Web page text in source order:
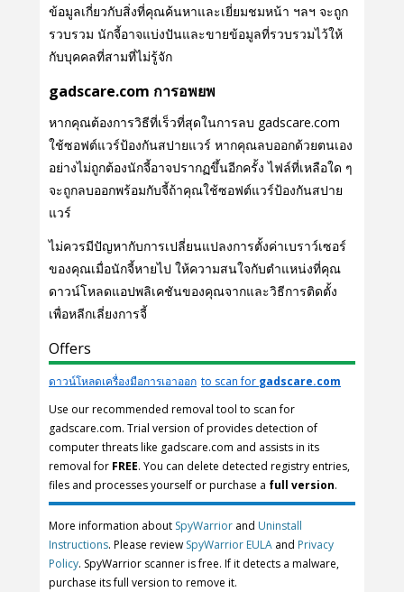
ข้อมูลเกี่ยวกับสิ่งที่คุณค้นหาและเยี่ยมชมหน้า ฯลฯ จะถูก
รวบรวม นักจี้อาจแบ่งปันและขายข้อมูลที่รวบรวมไว้ให้
กับบุคคลที่สามที่ไม่รู้จัก
gadscare.com การอพยพ
หากคุณต้องการวิธีที่เร็วที่สุดในการลบ gadscare.com
ใช้ซอฟต์แวร์ป้องกันสปายแวร์ หากคุณลบออกด้วยตนเอง
อย่างไม่ถูกต้องนักจี้อาจปรากฏขึ้นอีกครั้ง ไฟล์ที่เหลือใด ๆ
จะถูกลบออกพร้อมกับจี้ถ้าคุณใช้ซอฟต์แวร์ป้องกันสปาย
แวร์
ไม่ควรมีปัญหากับการเปลี่ยนแปลงการตั้งค่าเบราว์เซอร์
ของคุณเมื่อนักจี้หายไป ให้ความสนใจกับตําแหน่งที่คุณ
ดาวน์โหลดแอปพลิเคชันของคุณจากและวิธีการติดตั้ง
เพื่อหลีกเลี่ยงการจี้
Offers
ดาวน์โหลดเครื่องมือการเอาออก to scan for gadscare.com
Use our recommended removal tool to scan for
gadscare.com. Trial version of provides detection of
computer threats like gadscare.com and assists in its
removal for FREE. You can delete detected registry entries,
files and processes yourself or purchase a full version.
More information about SpyWarrior and Uninstall
Instructions. Please review SpyWarrior EULA and Privacy
Policy. SpyWarrior scanner is free. If it detects a malware,
purchase its full version to remove it.